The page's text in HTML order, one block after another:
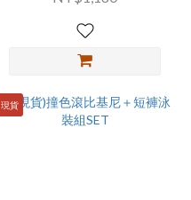
現貨